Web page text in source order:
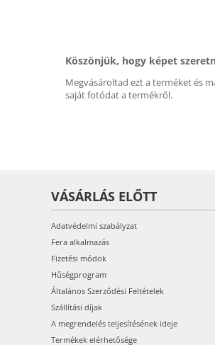
Köszönjük, hogy képet
Megvásároltad ezt a terméket és
saját fotódat a termékről.
VÁSÁRLÁS ELŐTT
Adatvédelmi szabályzat
Fera alkalmazás
Fizetési módok
Hűségprogram
Általános Szerződési Feltételek
Szállítási díjak
A megrendelés teljesítésének ideje
Termékek elérhetősége